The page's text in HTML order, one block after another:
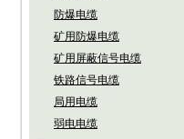
防爆电缆
矿用防爆电缆
矿用屏蔽信号电缆
铁路信号电缆
局用电缆
弱电电缆